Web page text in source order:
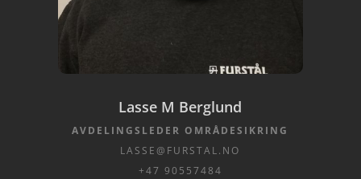
Lasse M Berglund
AVDELINGSLEDER OMRÅDESIKRING
LASSE@FURSTAL.NO
+47 90557484